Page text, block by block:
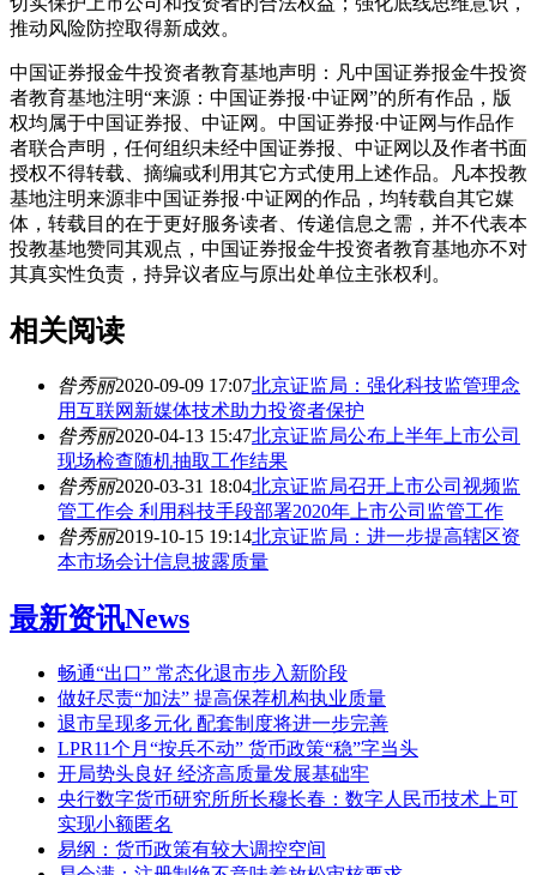
推动风险防控取得新成效。
中国证券报金牛投资者教育基地声明：凡中国证券报金牛投资
者教育基地注明“来源：中国证券报·中证网”的所有作品，版
权均属于中国证券报、中证网。中国证券报·中证网与作品作
者联合声明，任何组织未经中国证券报、中证网以及作者书面
授权不得转载、摘编或利用其它方式使用上述作品。凡本投教
基地注明来源非中国证券报·中证网的作品，均转载自其它媒
体，转载目的在于更好服务读者、传递信息之需，并不代表本
投教基地赞同其观点，中国证券报金牛投资者教育基地亦不对
其真实性负责，持异议者应与原出处单位主张权利。
相关阅读
昝秀丽2020-09-09 17:07北京证监局：强化科技监管理念
用互联网新媒体技术助力投资者保护
昝秀丽2020-04-13 15:47北京证监局公布上半年上市公司
现场检查随机抽取工作结果
昝秀丽2020-03-31 18:04北京证监局召开上市公司视频监
管工作会 利用科技手段部署2020年上市公司监管工作
昝秀丽2019-10-15 19:14北京证监局：进一步提高辖区资
本市场会计信息披露质量
最新资讯News
畅通“出口” 常态化退市步入新阶段
做好尽责“加法” 提高保荐机构执业质量
退市呈现多元化 配套制度将进一步完善
LPR11个月“按兵不动” 货币政策“稳”字当头
开局势头良好 经济高质量发展基础牢
央行数字货币研究所所长穆长春：数字人民币技术上可
实现小额匿名
易纲：货币政策有较大调控空间